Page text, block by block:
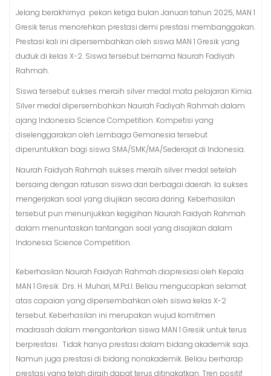
Jelang berakhirnya pekan ketiga bulan Januari tahun 2025, MAN 1
Gresik terus menorehkan prestasi demi prestasi membanggakan.
Prestasi kali ini dipersembahkan oleh siswa MAN 1 Gresik yang
duduk di kelas X-2. Siswa tersebut bernama Naurah Fadiyah
Rahmah.
Siswa tersebut sukses meraih silver medal mata pelajaran Kimia.
Silver medal dipersembahkan Naurah Fadiyah Rahmah dalam
ajang Indonesia Science Competition. Kompetisi yang
diselenggarakan oleh Lembaga Gemanesia tersebut
diperuntukkan bagi siswa SMA/SMK/MA/Sederajat di Indonesia.
Naurah Faidyah Rahmah sukses meraih silver medal setelah
bersaing dengan ratusan siswa dari berbagai daerah. Ia sukses
mengerjakan soal yang diujikan secara daring. Keberhasilan
tersebut pun menunjukkan kegigihan Naurah Faidyah Rahmah
dalam menuntaskan tantangan soal yang disajikan dalam
Indonesia Science Competition.
Keberhasilan Naurah Faidyah Rahmah diapresiasi oleh Kepala
MAN 1 Gresik Drs. H. Muhari, M.Pd.I. Beliau mengucapkan selamat
atas capaian yang dipersembahkan oleh siswa kelas X-2
tersebut. Keberhasilan ini merupakan wujud komitmen
madrasah dalam mengantarkan siswa MAN 1 Gresik untuk terus
berprestasi. Tidak hanya prestasi dalam bidang akademik saja.
Namun juga prestasi di bidang nonakademik. Beliau berharap
prestasi yang telah diraih dapat terus ditingkatkan. Tren positif